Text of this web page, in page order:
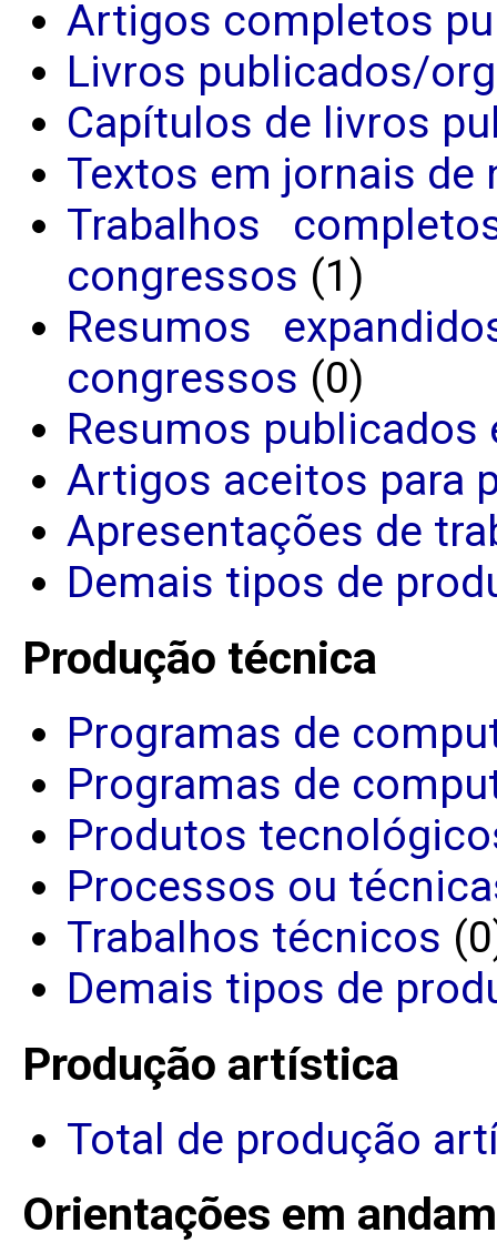
Artigos completos
Livros publicados/
Capítulos de livros
Textos em jornais
Trabalhos
congressos (1)
Resumos
congressos (0)
Resumos
Artigos aceitos para
Apresentações de
Demais tipos de
Produção técnica
Programas de
Programas de
Produtos
Processos ou
Trabalhos técnicos
Demais tipos de
Produção artística
Total de produção
Orientações em